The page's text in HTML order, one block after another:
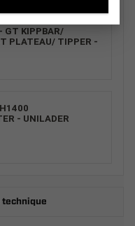
GT KIPPBAR/
PLATEAU/ TIPPER -
- UNILADER
technique